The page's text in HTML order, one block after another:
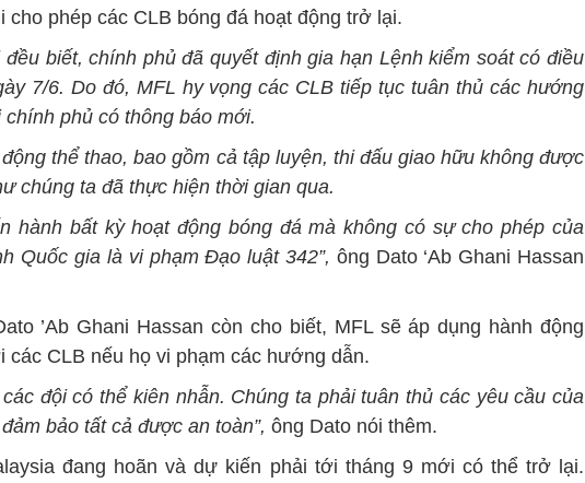
cho phép các CLB bóng đá hoạt động trở lại.
đều biết, chính phủ đã quyết định gia hạn Lệnh kiểm soát có điều
7/6. Do đó, MFL hy vọng các CLB tiếp tục tuân thủ các hướng
phủ có thông báo mới.
thể thao, bao gồm cả tập luyện, thi đấu giao hữu không được
chúng ta đã thực hiện thời gian qua.
hành bất kỳ hoạt động bóng đá mà không có sự cho phép của
Quốc gia là vi phạm Đạo luật 342”, ông Dato ‘Ab Ghani Hassan
’Ab Ghani Hassan còn cho biết, MFL sẽ áp dụng hành động
các CLB nếu họ vi phạm các hướng dẫn.
các đội có thể kiên nhẫn. Chúng ta phải tuân thủ các yêu cầu của
bảo tất cả được an toàn”, ông Dato nói thêm.
đang hoãn và dự kiến phải tới tháng 9 mới có thể trở lại.